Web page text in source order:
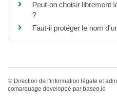
Peut-on choisir librement
?
Faut-il protéger le nom
© Direction de l'information légale et
comarquage developpé par baseo.io